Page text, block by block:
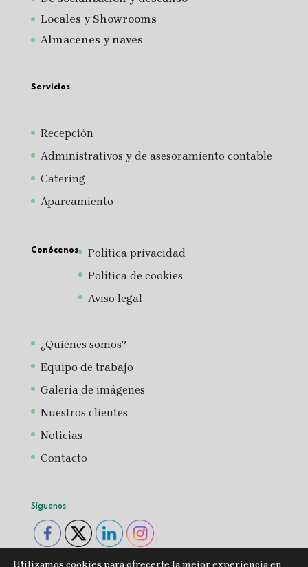
Locales y Showrooms
Almacenes y naves
Servicios
Recepción
Administrativos y de asesoramiento contable
Catering
Aparcamiento
Conócenos
Política privacidad
Política de cookies
Aviso legal
¿Quiénes somos?
Equipo de trabajo
Galería de imágenes
Nuestros clientes
Noticias
Contacto
Síguenos
Utilizamos cookies para ofrecerte la mejor experiencia en